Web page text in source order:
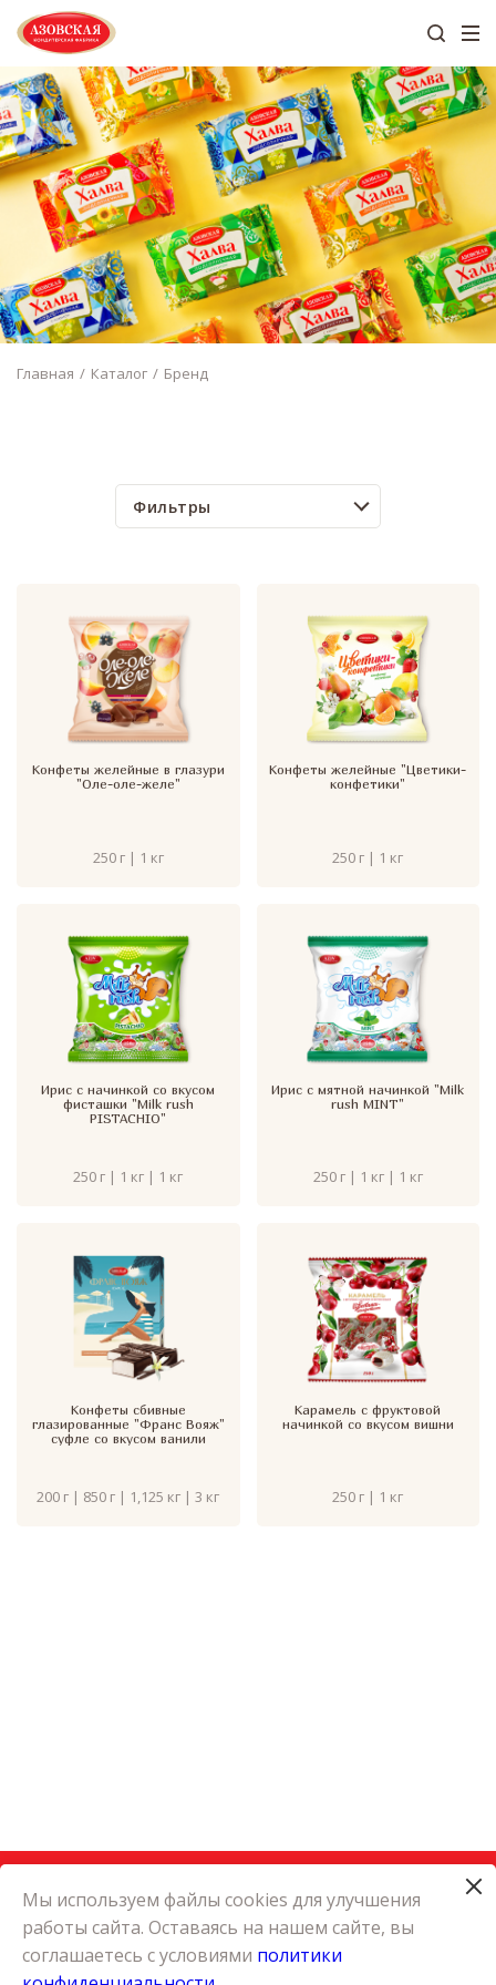
Главная Каталог Бренд
Фильтры
Конфеты желейные в глазури
"Оле-оле-желе"
250 г | 1 кг
Конфеты желейные "Цветики-
конфетики"
250 г | 1 кг
Ирис с начинкой со вкусом
фисташки "Milk rush
PISTACHIO"
250 г | 1 кг | 1 кг
Ирис с мятной начинкой "Milk
rush MINT"
250 г | 1 кг | 1 кг
Конфеты сбивные
глазированные "Франс Вояж"
суфле со вкусом ванили
200 г | 850 г | 1,125 кг | 3 кг
Карамель с фруктовой
начинкой со вкусом вишни
250 г | 1 кг
КАТАЛОГ
КАРЬЕРА
Мы используем файлы cookies для улучшения
работы сайта. Оставаясь на нашем сайте, вы
соглашаетесь с условиями политики